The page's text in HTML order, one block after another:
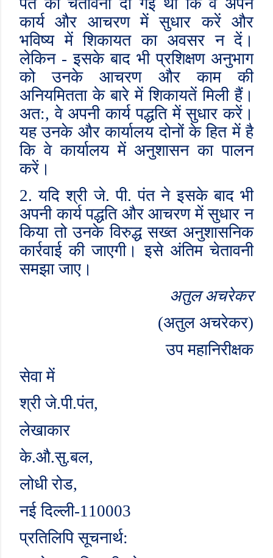
पंत को चेतावनी दी गई थी कि वे अपने
कार्य और आचरण में सुधार करें और
भविष्य में शिकायत का अवसर न दें।
लेकिन - इसके बाद भी प्रशिक्षण अनुभाग
को उनके आचरण और काम की
अनियमितता के बारे में शिकायतें मिली हैं।
अत:, वे अपनी कार्य पद्धति में सुधार करें।
यह उनके और कार्यालय दोनों के हित में है
कि वे कार्यालय में अनुशासन का पालन
करें।
2.यदि श्री जे. पी. पंत ने इसके बाद भी
अपनी कार्य पद्धति और आचरण में सुधार न
किया तो उनके विरुद्ध सख्त अनुशासनिक
कार्रवाई की जाएगी। इसे अंतिम चेतावनी
समझा जाए।
अतुल अचरेकर
(अतुल अचरेकर)
उप महानिरीक्षक
सेवा में
श्री जे.पी.पंत,
लेखाकार
के.औ.सु.बल,
लोधी रोड,
नई दिल्ली-110003
प्रतिलिपि सूचनार्थ: